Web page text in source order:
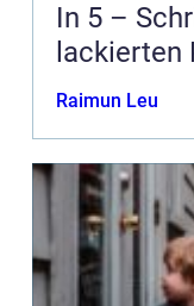
In 5 –
lackierten
Raimun Leu